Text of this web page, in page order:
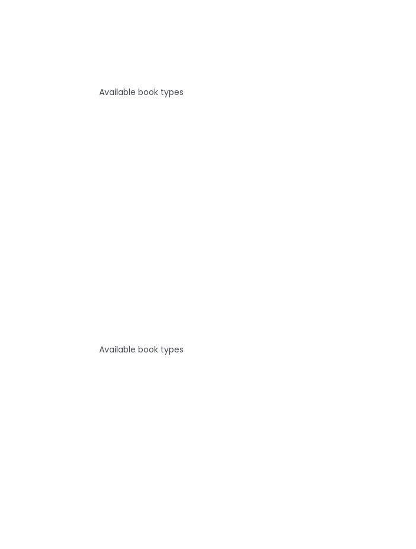
Available book types
Available book types